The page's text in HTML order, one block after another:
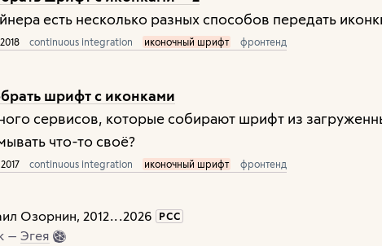
есть несколько разных способов передать
2018 continuous integration иконочный шрифт фронтенд
шрифт с иконками
сервисов, которые собирают шрифт из
что-то своё?
2017 continuous integration иконочный шрифт фронтенд
Озорнин, 2012...2026 РСС
—Эгея